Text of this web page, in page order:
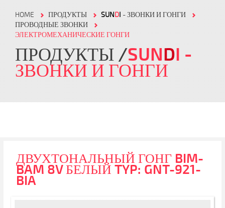
HOME ПРОДУКТЫ SUNDI - ЗВОНКИ И ГОНГИ
ПРОВОДНЫЕ ЗВОНКИ
ЭЛЕКТРОМЕХАНИЧЕСКИЕ ГОНГИ
ПРОДУКТЫ SUNDI -
ЗВОНКИ И ГОНГИ
ДВУХТОНАЛЬНЫЙ ГОНГ BIM-
BAM 8V БЕЛЫЙ TYP: GNT-921-
BIA